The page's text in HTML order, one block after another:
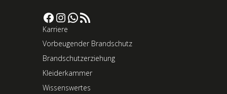
Facebook InstagramWhatsApp RSS-Feed
Karriere
Vorbeugender Brandschutz
Brandschutzerziehung
Kleiderkammer
Wissenswertes